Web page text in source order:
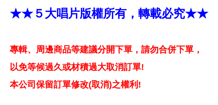
★★５大唱片版權所有，轉載必究★★
專輯、周邊商品等建議分開下單，請勿合併下單，
以免等候過久或材積過大取消訂單!
本公司保留訂單修改(取消)之權利!